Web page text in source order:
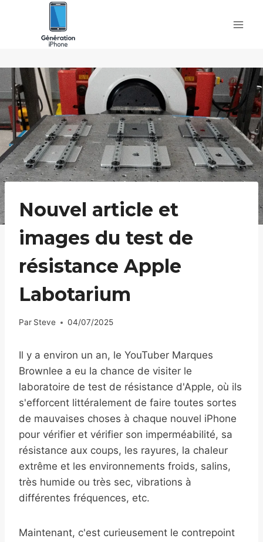
Nouvel article et
images du test de
résistance Apple
Labotarium
Par Steve 04/07/2025
Il y a environ un an, le YouTuber Marques
Brownlee a eu la chance de visiter le
laboratoire de test de résistance d'Apple, où ils
s'efforcent littéralement de faire toutes sortes
de mauvaises choses à chaque nouvel iPhone
pour vérifier et vérifier son imperméabilité, sa
résistance aux coups, les rayures, la chaleur
extrême et les environnements froids, salins,
très humide ou très sec, vibrations à
différentes fréquences, etc.
Maintenant, c'est curieusement le contrepoint